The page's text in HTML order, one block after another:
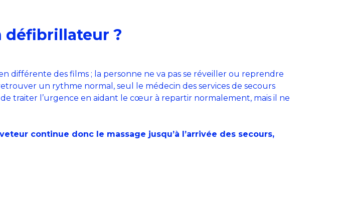
défibrillateur ?
différente des films ; la personne ne va pas se réveiller ou reprendre
un rythme normal, seul le médecin des services de secours
traiter l’urgence en aidant le cœur à repartir normalement, mais il ne
continue donc le massage jusqu’à l’arrivée des secours,